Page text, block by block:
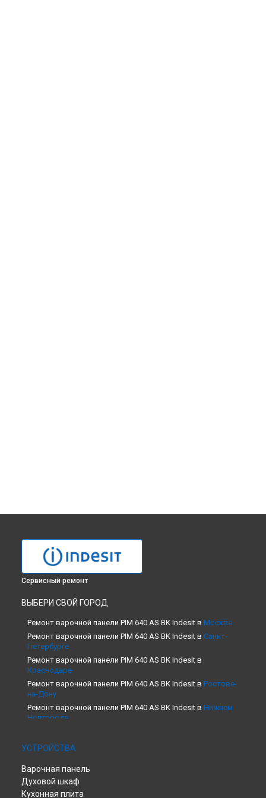
Сервисный ремонт
ВЫБЕРИ СВОЙ ГОРОД
Ремонт варочной панели PIM 640 AS BK Indesit в Москве
Ремонт варочной панели PIM 640 AS BK Indesit в Санкт-
Петербурге
Ремонт варочной панели PIM 640 AS BK Indesit в
Краснодаре
Ремонт варочной панели PIM 640 AS BK Indesit в Ростове-
на-Дону
Ремонт варочной панели PIM 640 AS BK Indesit в Нижнем
Новгороде
Новосибирске
Челябинске
Ремонт варочной панели PIM 640 AS BK Indesit в
Екатеринбурге
УСТРОЙСТВА
Варочная панель
Духовой шкаф
Кухонная плита